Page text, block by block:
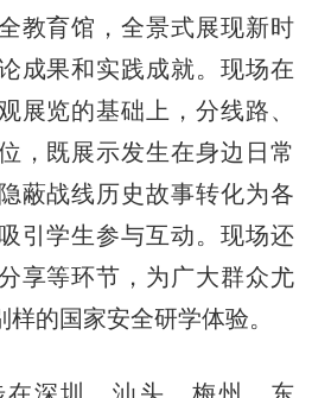
教育馆，全景式展现新时
成果和实践成就。现场在
展览的基础上，分线路、
，既展示发生在身边日常
蔽战线历史故事转化为各
引学生参与互动。现场还
享等环节，为广大群众尤
的国家安全研学体验。
深圳、汕头、梅州、东